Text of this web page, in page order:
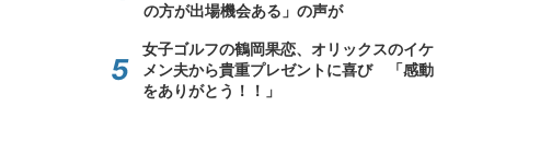
の方が出場機会ある」の声が
女子ゴルフの鶴岡果恋、オリックスのイケ
メン夫から貴重プレゼントに喜び 「感動
をありがとう！！」